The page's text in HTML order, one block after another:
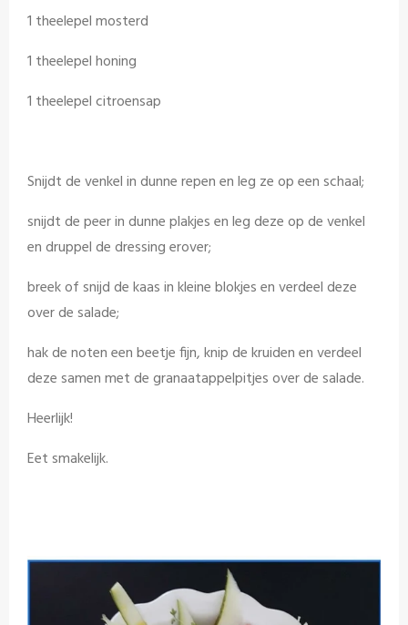
1 theelepel mosterd
1 theelepel honing
1 theelepel citroensap
Snijdt de venkel in dunne repen en leg ze op een schaal;
snijdt de peer in dunne plakjes en leg deze op de venkel
en druppel de dressing erover;
breek of snijd de kaas in kleine blokjes en verdeel deze
over de salade;
hak de noten een beetje fijn, knip de kruiden en verdeel
deze samen met de granaatappelpitjes over de salade.
Heerlijk!
Eet smakelijk.